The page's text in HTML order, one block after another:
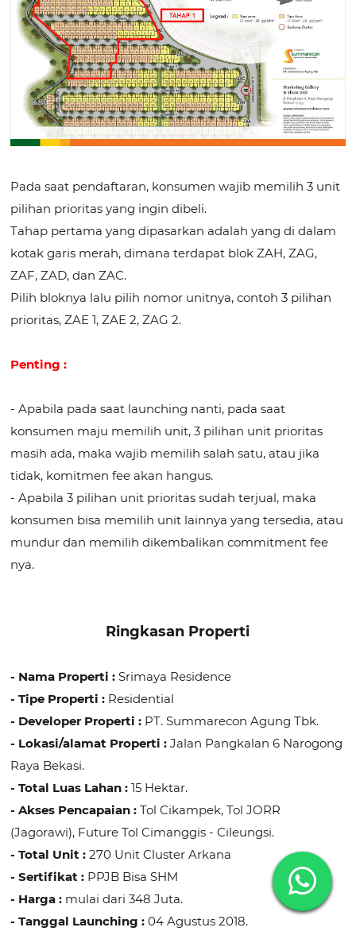
Pada saat pendaftaran, konsumen wajib memilih 3 unit
pilihan prioritas yang ingin dibeli.
Tahap pertama yang dipasarkan adalah yang di dalam
kotak garis merah, dimana terdapat blok ZAH, ZAG,
ZAF, ZAD, dan ZAC.
Pilih bloknya lalu pilih nomor unitnya, contoh 3 pilihan
prioritas, ZAE 1, ZAE 2, ZAG 2.
Penting :
- Apabila pada saat launching nanti, pada saat
konsumen maju memilih unit, 3 pilihan unit prioritas
masih ada, maka wajib memilih salah satu, atau jika
tidak, komitmen fee akan hangus.
- Apabila 3 pilihan unit prioritas sudah terjual, maka
konsumen bisa memilih unit lainnya yang tersedia, atau
mundur dan memilih dikembalikan commitment fee
nya.
Ringkasan Properti
- Nama Properti :Srimaya Residence
- Tipe Properti : Residential
- Developer Properti : PT. Summarecon Agung Tbk.
- Lokasi/alamat Properti :Jalan Pangkalan 6 Narogong
Raya Bekasi.
- Total Luas Lahan : 15 Hektar.
- Akses Pencapaian :Tol Cikampek, Tol JORR
(Jagorawi), Future Tol Cimanggis - Cileungsi.
- Total Unit : 270 Unit Cluster Arkana
- Sertifikat : PPJB Bisa SHM
- Harga : mulai dari 348 Juta.
- Tanggal Launching : 04 Agustus 2018.